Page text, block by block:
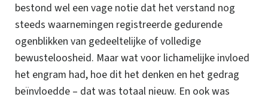
bestond wel een vage notie dat het verstand nog
steeds waarnemingen registreerde gedurende
ogenblikken van gedeeltelijke of volledige
bewusteloosheid. Maar wat voor lichamelijke invloed
het engram had, hoe dit het denken en het gedrag
beïnvloedde – dat was totaal nieuw. En ook was